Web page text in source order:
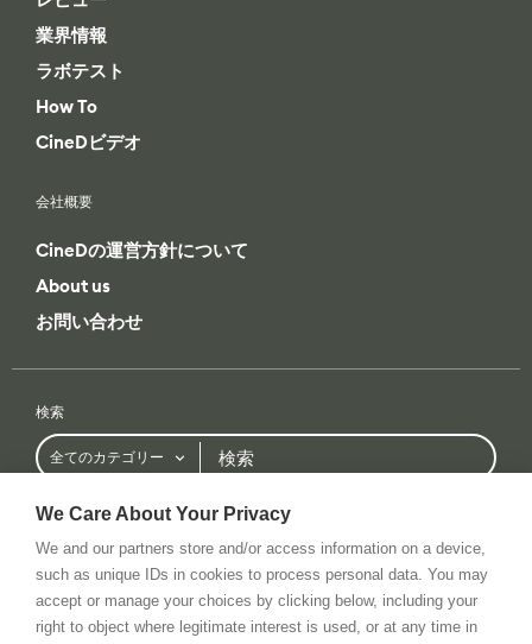
How To
CineDビデオ
会社概要
About us
お問い合わせ
検索
全てのカテゴリー
検
条件検索
全てのカテゴリー 全てのブランド
© 2026 All rights reserved. cinema5D GmbH
Privacy Policy RSS Feed お問い合わせ
We Care About Your Privacy
We and our partners store and/or access information on a device,
such as unique IDs in cookies to process personal data. You may
accept or manage your choices by clicking below, including your
right to object where legitimate interest is used, or at any time in